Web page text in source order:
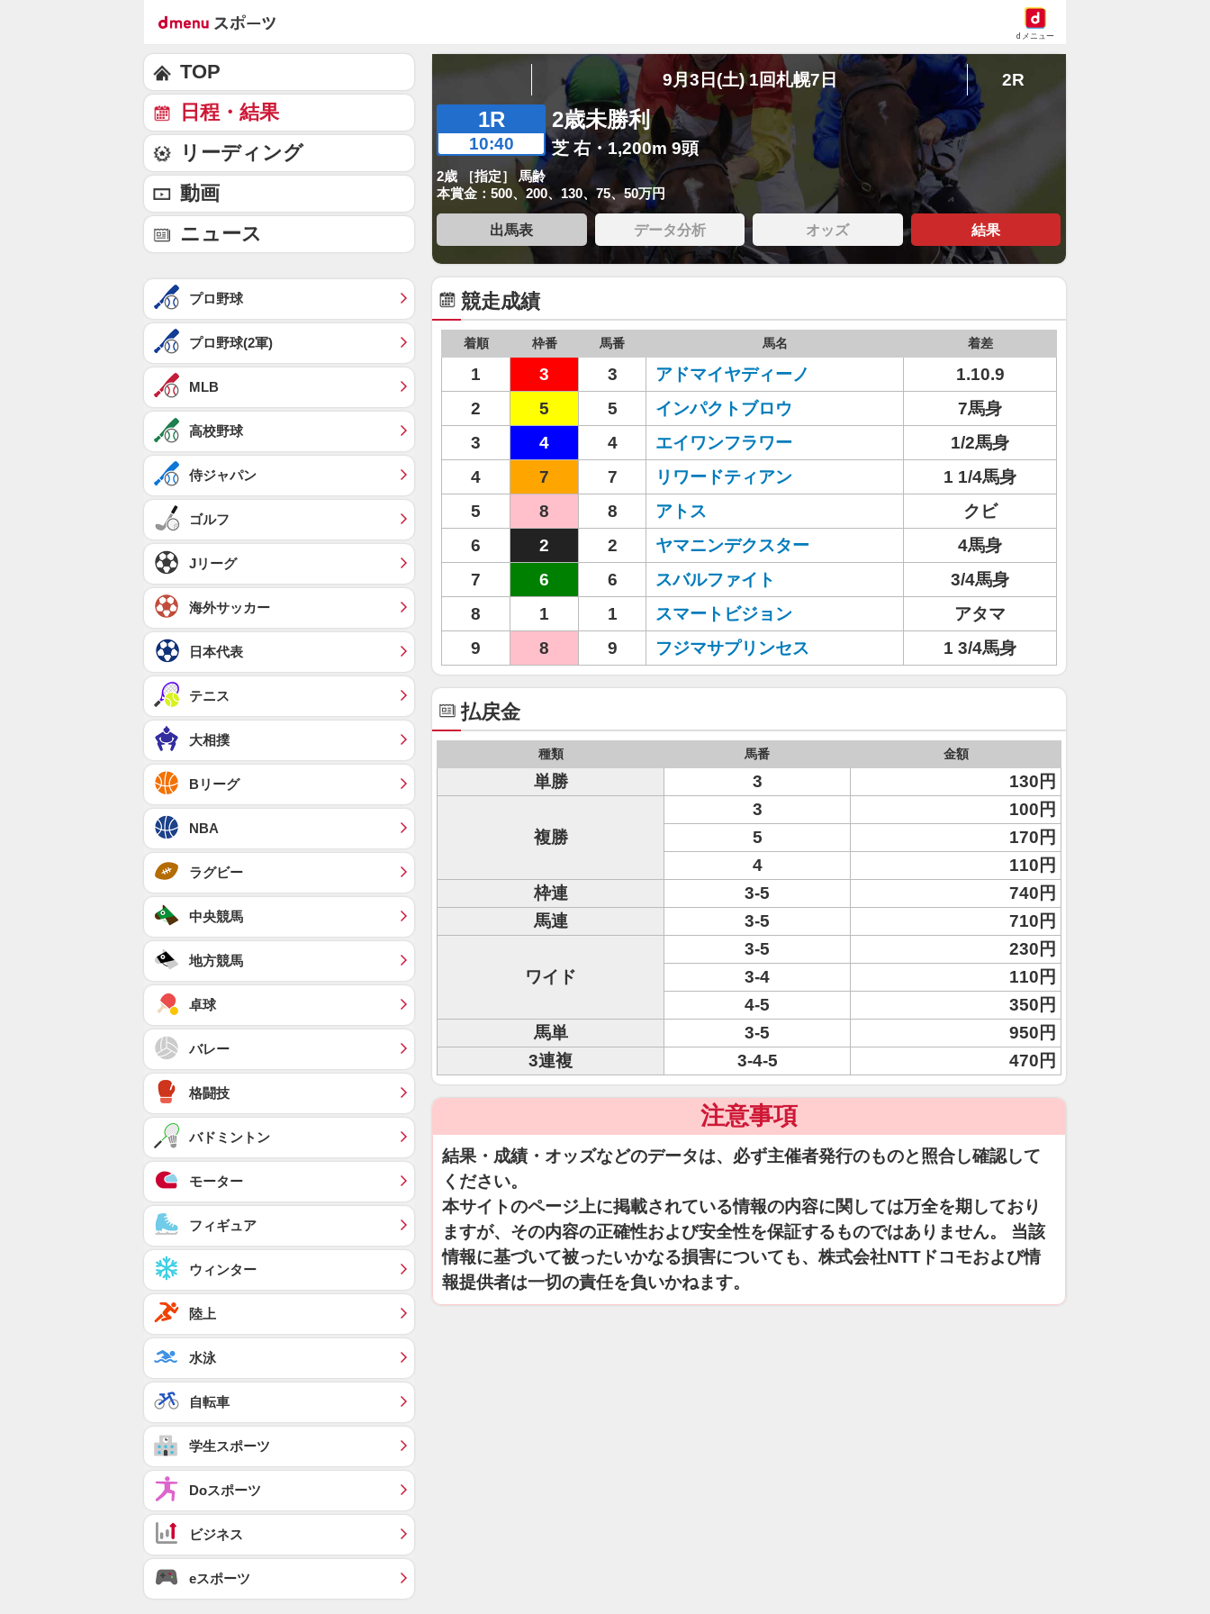
dメニュー
9月3日(土) 1回札幌7日 2R
1R
10:40
2歳未勝利
芝 右・1,200m 9頭
2歳 ［指定］ 馬齢
本賞金：500、200、130、75、50万円
出馬表 データ分析 オッズ 結果
競走成績
着順 枠番 馬番 馬名 着差
1 3 3 アドマイヤディーノ
1.10.9
2
5 5 インパクトブロウ
7馬身
3
4 4 エイワンフラワー
1/2馬身
4
7 7 リワードティアン
1 1/4馬身
5
8 8 アトス
クビ
6
2 2 ヤマニンデクスター
4馬身
7
6 6 スバルファイト
3/4馬身
8
1 1 スマートビジョン
アタマ
9
8 9 フジマサプリンセス 1 3/4馬身
払戻金
種類 馬番 金額
単勝 3 130円
複勝
3
100円
5
170円
4
110円
枠連
3-5
740円
馬連
3-5 710円
ワイド
3-5
230円
3-4
110円
4-5
350円
馬単
3-5
950円
3連複
3-4-5 470円
注意事項
結果・成績・オッズなどのデータは、必ず主催者発行のものと照合し確認して
ください。
本サイトのページ上に掲載されている情報の内容に関しては万全を期しており
ますが、その内容の正確性および安全性を保証するものではありません。 当該
情報に基づいて被ったいかなる損害についても、株式会社NTTドコモおよび情
報提供者は一切の責任を負いかねます。
TOP
日程・結果
リーディング
動画
ニュース
プロ野球
プロ野球(2軍)
MLB
高校野球
侍ジャパン
ゴルフ
Jリーグ
海外サッカー
日本代表
テニス
大相撲
Bリーグ
NBA
ラグビー
中央競馬
地方競馬
卓球
バレー
格闘技
バドミントン
モーター
フィギュア
ウィンター
陸上
水泳
自転車
学生スポーツ
Doスポーツ
ビジネス
eスポーツ